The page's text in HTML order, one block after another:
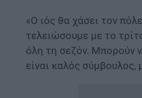
«Ο ιός θα χάσει τον
τελειώσουμε με το
όλη τη σεζόν. Μπορούν
είναι καλός σύμβουλος,